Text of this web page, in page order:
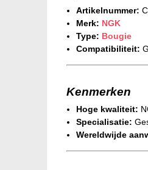
Artikelnummer:
Merk: NGK
Type: Bougie
Compatibiliteit:
Kenmerken
Hoge kwaliteit:
Specialisatie:
Wereldwijde